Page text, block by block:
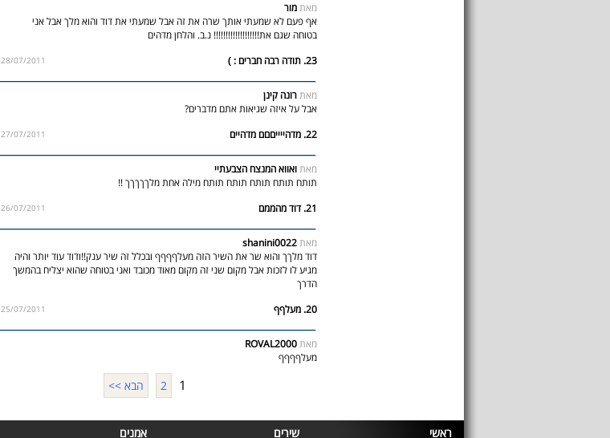
מאתמור
אף פעם לא שמעתי אותך שרה את זה אבל שמעתי את דוד והוא מלך אבל אני
בטוחה שגם את!!!!!!!!!!!!!!!!!!! נ.ב. והלחן מדהים
23. תודה רבה חברים : )
28/07/2011 - 22:32
מאתרונה קינן
אבל על איזה שגיאות אתם מדברים?
22. מדהייייםםם מדהיים
27/07/2011 - 16:12
מאתואווא המנצח הצבעתיי
תותח תותח תותח תותח תותח מילה אחת מלךךךךך !!
21. דוד מהממם
26/07/2011 - 10:51
מאתshanini0022
דוד מלךך והוא שר את השיר הזה מעלףףףף ובכלל זה שיר ענק!!ודוד עוד יותר והיה
מגיע לו לזכות אבל מקום שני זה מקום מאוד מכובד ואני בטוחה שהוא יצליח בהמשך
הדרך
20. מעלףף
25/07/2011 - 09:10
מאתROVAL2000
מעלףףףף
1
2 הבא >>
ראשי שירים אמנים